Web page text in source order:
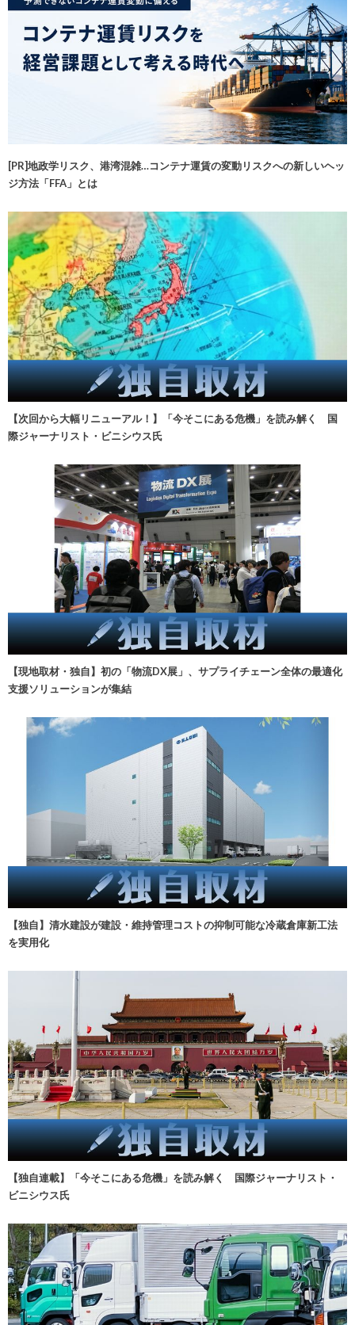
[PR]地政学リスク、港湾混雑…コンテナ運賃の変動リスクへの新しいヘッ
ジ方法「FFA」とは
【次回から大幅リニューアル！】「今そこにある危機」を読み解く 国
際ジャーナリスト・ビニシウス氏
【現地取材・独自】初の「物流DX展」、サプライチェーン全体の最適化
支援ソリューションが集結
【独自】清水建設が建設・維持管理コストの抑制可能な冷蔵倉庫新工法
を実用化
【独自連載】「今そこにある危機」を読み解く 国際ジャーナリスト・
ビニシウス氏